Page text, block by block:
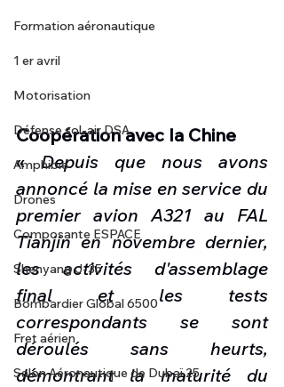
Formation aéronautique
1 er avril
Motorisation
Défense sol-air DSA
Amphibie
Drones
Composante ESPACE
Shenyang J-35
Bombardier Global 6500
Fret aérien
Salon Aéronautique de Dubaï 25
Coopération avec la Chine
« Depuis que nous avons
annoncé la mise en service du
premier avion A321 au FAL
Tianjin en novembre dernier,
les activités d'assemblage
final et les tests
correspondants se sont
déroulés sans heurts,
démontrant la maturité du